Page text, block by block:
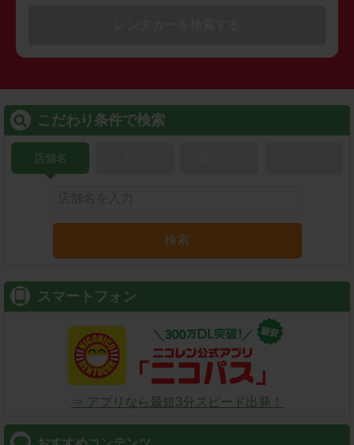
こだわり条件で検索
店舗名
検索
スマートフォン
⇒ アプリなら最短3分スピード出発！